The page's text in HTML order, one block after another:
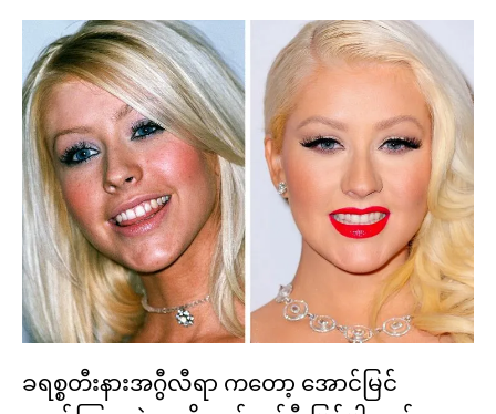
ခရစ္စတီးနားအဂွီလီရာ ကတော့ အောင်မြင်